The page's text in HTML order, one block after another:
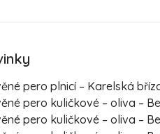
pero plnicí – Karelská
pero kuličkové – oliva –
pero kuličkové – oliva –